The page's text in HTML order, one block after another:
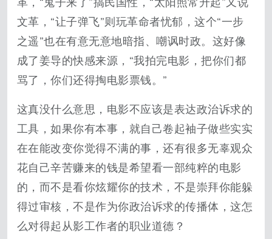
文革，“让子弹飞”则玩革命者忧郁，这个“一步
之遥”也在有意无意地暗指、嘲讽时政。这好像
成了姜导的快感来源，“我拍完电影，把你们都
骂了，你们还得掏电影票钱。”
这真没什么意思，电影不应该是表达政治诉求的
工具，如果你有本事，就自己卷起袖子做些实实
在在能改变你觉得不满的事，还有很多无辜观众
花自己辛苦赚来的钱是希望看一部纯粹的电影
的，而不是看你炫耀你的技术，不是崇拜你能躲
得过审核，不是作为你政治诉求的传播体，这怎
么对得起从影工作者的职业道德？